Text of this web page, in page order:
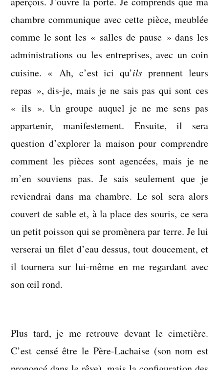
chambre communique avec cette pièce, meublée
comme le sont les « salles de pause » dans les
administrations ou les entreprises, avec un coin
cuisine. « Ah, c’est ici qu’ils prennent leurs
repas », dis-je, mais je ne sais pas qui sont ces
« ils ». Un groupe auquel je ne me sens pas
appartenir, manifestement. Ensuite, il sera
question d’explorer la maison pour comprendre
comment les pièces sont agencées, mais je ne
m’en souviens pas. Je sais seulement que je
reviendrai dans ma chambre. Le sol sera alors
couvert de sable et, à la place des souris, ce sera
un petit poisson qui se promènera par terre. Je lui
verserai un filet d’eau dessus, tout doucement, et
il tournera sur lui-même en me regardant avec
son œil rond.
Plus tard, je me retrouve devant le cimetière.
C’est censé être le Père-Lachaise (son nom est